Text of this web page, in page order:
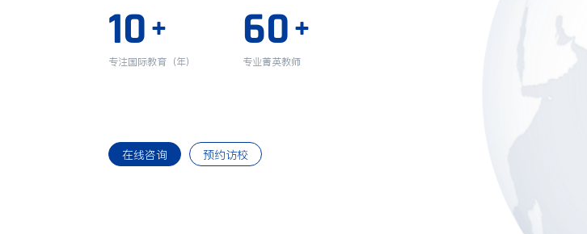
10+
专注国际教育（年）
60+
专业菁英教师
在线咨询 预约访校